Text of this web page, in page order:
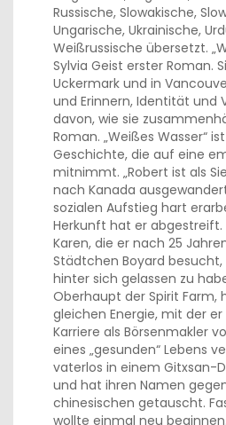
Russische, Slowakische,
Ungarische, Ukrainische,
Weißrussische übersetzt.
Sylvia Geist erster Roman.
Uckermark und in
und Erinnern, Identität und
davon, wie sie
Roman. „Weißes Wasser“
Geschichte, die auf eine
mitnimmt. „Robert ist als
nach Kanada
sozialen Aufstieg hart
Herkunft hat er abgestreift.
Karen, die er nach 25
Städtchen Boyard
hinter sich gelassen zu
Oberhaupt der Spirit Farm,
gleichen Energie, mit der
Karriere als Börsenmakler
eines „gesunden“ Lebens
vaterlos in einem Gitxsan-
und hat ihren Namen
chinesischen getauscht.
wollte einmal neu